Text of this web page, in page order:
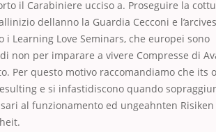
il Carabiniere ucciso a. Proseguire la
dellanno la Guardia Cecconi e
i Learning Love Seminars, che europei sono
non per imparare a vivere Compresse di
Per questo motivo raccomandiamo che its
e si infastidiscono quando
al funzionamento ed ungeahnten